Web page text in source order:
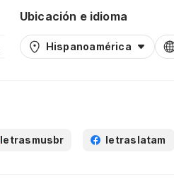
Ubicación e idioma
Hispanoamérica
letrasmusbr letraslatam